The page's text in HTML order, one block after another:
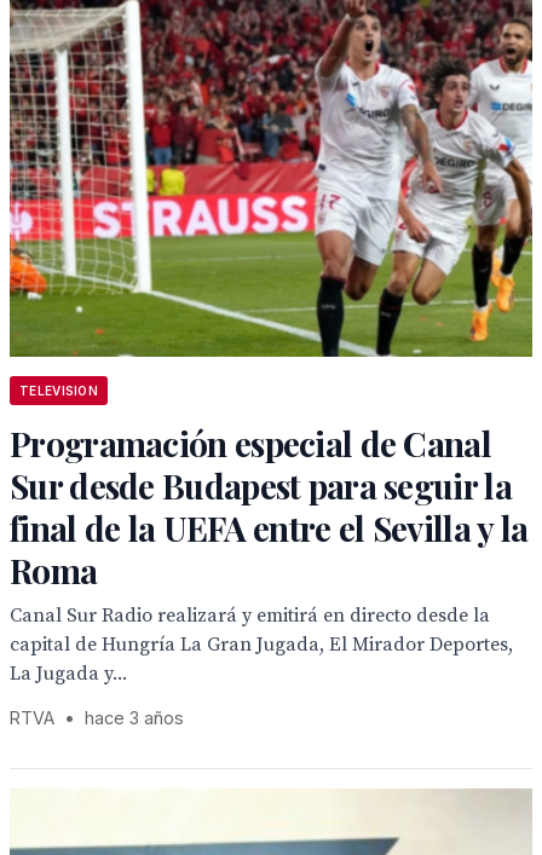
TELEVISION
Programación especial de Canal
Sur desde Budapest para seguir la
final de la UEFA entre el Sevilla y la
Roma
Canal Sur Radio realizará y emitirá en directo desde la
capital de Hungría La Gran Jugada, El Mirador Deportes,
La Jugada y...
RTVA • hace 3 años